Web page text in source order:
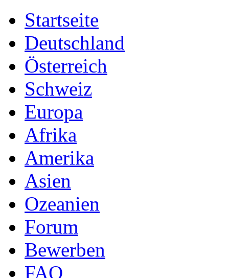
Startseite
Deutschland
Österreich
Schweiz
Europa
Afrika
Amerika
Asien
Ozeanien
Forum
Bewerben
FAQ